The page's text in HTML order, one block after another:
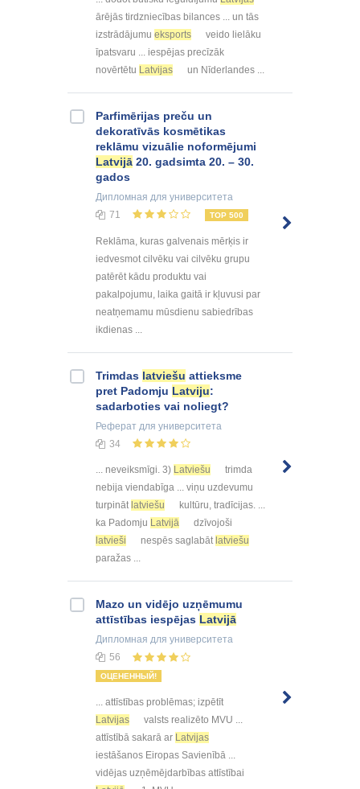
ārējās tirdzniecības bilances ... un tās
izstrādājumu eksports
veido lielāku
īpatsvaru ... iespējas precīzāk
novērtētu Latvijas un Nīderlandes ...
Parfimērijas preču un
dekoratīvās kosmētikas
reklāmu vizuālie noformējumi
Latvijā 20. gadsimta 20. – 30.
gados
Дипломная для университета
71
TOP 500
Reklāma, kuras galvenais mērķis ir
iedvesmot cilvēku vai cilvēku grupu
patērēt kādu produktu vai
pakalpojumu, laika gaitā ir kļuvusi par
neatņemamu mūsdienu sabiedrības
ikdienas ...
Trimdas latviešu attieksme
pret Padomju Latviju:
sadarboties vai noliegt?
Реферат для университета
34
... neveiksmīgi. 3) Latviešu
trimda
nebija viendabīga ... viņu uzdevumu
turpināt latviešu
kultūru, tradīcijas. ...
ka Padomju Latvijā
dzīvojoši
latvieši
nespēs saglabāt latviešu
paražas ...
Mazo un vidējo uzņēmumu
attīstības iespējas Latvijā
Дипломная для университета
56
ОЦЕНЕННЫЙ!
... attīstības problēmas; izpētīt
Latvijas
valsts realizēto MVU ...
attīstībā sakarā ar Latvijas
iestāšanos Eiropas Savienībā ...
vidējas uzņēmējdarbības attīstībai